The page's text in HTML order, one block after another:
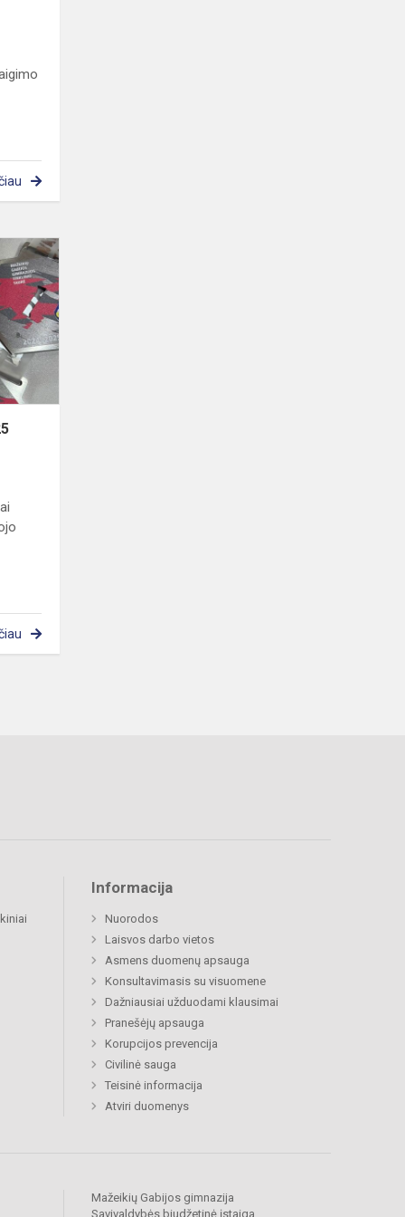
Gabijos
tinklinio
taurė
2025
Informacija
Nuorodos
Laisvos darbo vietos
Asmens duomenų apsauga
Konsultavimasis su visuomene
Dažniausiai užduodami klausimai
Pranešėjų apsauga
Korupcijos prevencija
Civilinė sauga
Teisinė informacija
Atviri duomenys
Mažeikių Gabijos gimnazija
Savivaldybės biudžetinė įstaiga